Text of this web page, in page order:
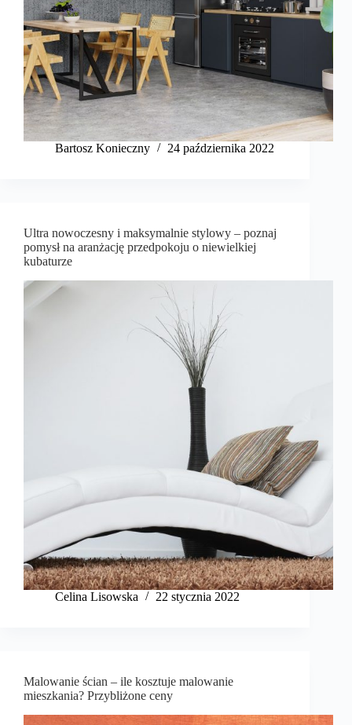
Bartosz Konieczny 24 października 2022
Ultra nowoczesny i maksymalnie stylowy – poznaj
pomysł na aranżację przedpokoju o niewielkiej
kubaturze
Celina Lisowska 22 stycznia 2022
Malowanie ścian – ile kosztuje malowanie
mieszkania? Przybliżone ceny